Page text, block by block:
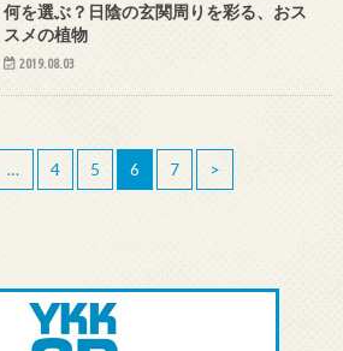
何を選ぶ？日陰の玄関周りを彩る、おス
スメの植物
2019.08.03
… 4 5 6 7 >